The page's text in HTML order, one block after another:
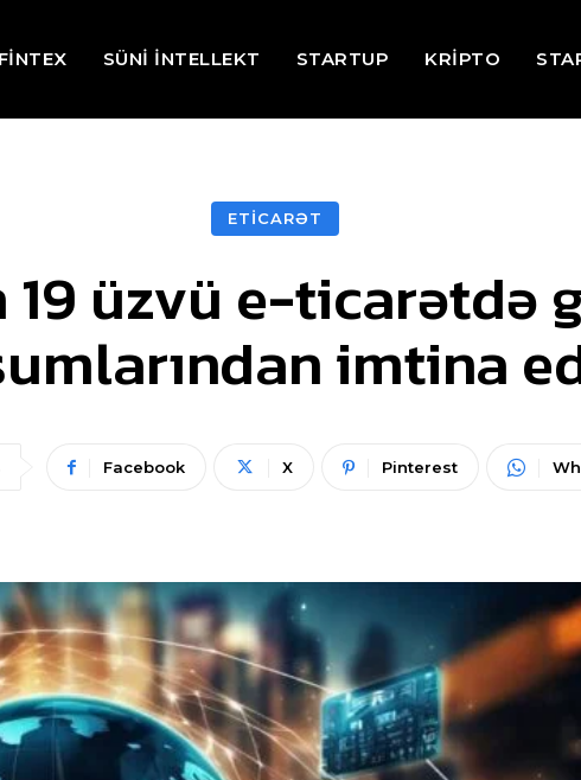
FİNTEX SÜNİ İNTELLEKT STARTUP KRİPTO
ETİCARƏT
19 üzvü e-ticarətdə
imtina
Facebook X Pinterest